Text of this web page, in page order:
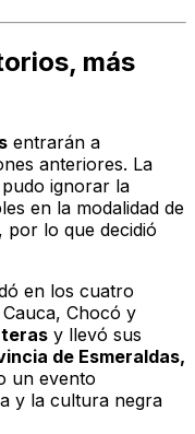
más
entrarán a
anteriores. La
ignorar la
en la modalidad de
, por lo que decidió
en los cuatro
Chocó y
y llevó sus
de Esmeraldas,
un evento
y la cultura negra